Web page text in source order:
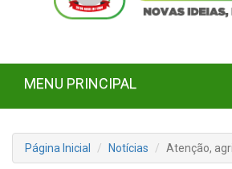
MENU PRINCIPAL
Página Inicial Notícias Atenção,